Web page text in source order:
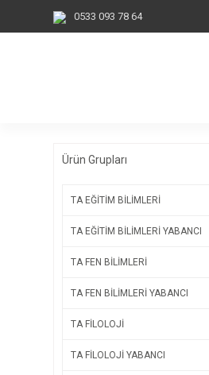
0533 093 78 64
Ürün Grupları
TA EĞİTİM BİLİMLERİ
TA EĞİTİM BİLİMLERİ YABANCI
TA FEN BİLİMLERİ
TA FEN BİLİMLERİ YABANCI
TA FİLOLOJİ
TA FİLOLOJİ YABANCI